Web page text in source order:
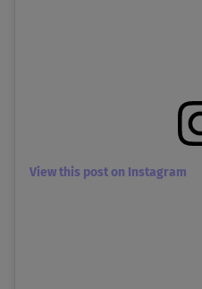
View this post on Instagram